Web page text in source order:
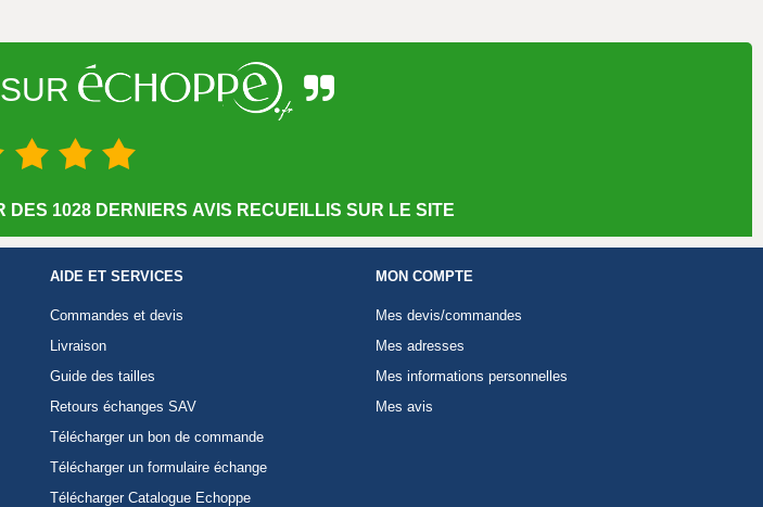
DES 1028 DERNIERS AVIS RECUEILLIS SUR LE SITE
AIDE ET SERVICES
Commandes et devis
Livraison
Guide des tailles
Retours échanges SAV
Télécharger un bon de commande
Télécharger un formulaire échange
Télécharger Catalogue Echoppe
MON COMPTE
Mes devis/commandes
Mes adresses
Mes informations personnelles
Mes avis